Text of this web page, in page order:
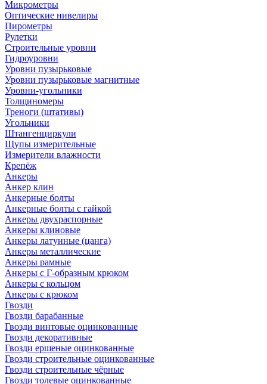
Микрометры
Оптические нивелиры
Пирометры
Рулетки
Строительные уровни
Гидроуровни
Уровни пузырьковые
Уровни пузырьковые магнитные
Уровни-угольники
Толщиномеры
Треноги (штативы)
Угольники
Штангенциркули
Щупы измерительные
Измерители влажности
Крепёж
Анкеры
Анкер клин
Анкерные болты
Анкерные болты с гайкой
Анкеры двухраспорные
Анкеры клиновые
Анкеры латунные (цанга)
Анкеры металлические
Анкеры рамные
Анкеры с Г-образным крюком
Анкеры с кольцом
Анкеры с крюком
Гвозди
Гвозди барабанные
Гвозди винтовые оцинкованные
Гвозди декоративные
Гвозди ершеные оцинкованные
Гвозди строительные оцинкованные
Гвозди строительные чёрные
Гвозди толевые оцинкованные